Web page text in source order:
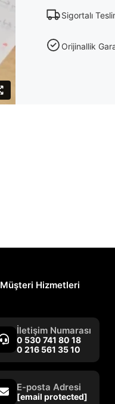
Sigortalı
Orijinallik
Müşteri Hizmetleri
İletişim Numarası
0 530 741 80 18
0 216 561 35 10
E-posta Adresi
[email protected]